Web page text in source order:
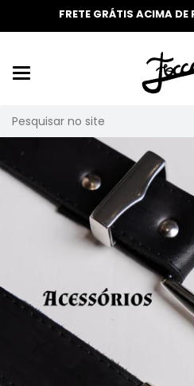
FRETE GRÁTIS ACIMA DE